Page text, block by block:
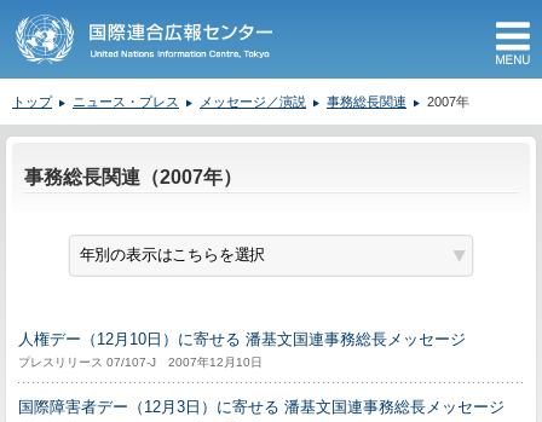
トップ ニュース・プレス メッセージ／演説 事務総長関連 2007年
事務総長関連（2007年）
人権デー（12月10日）に寄せる 潘基文国連事務総長メッセージ
プレスリリース 07/107-J 2007年12月10日
国際障害者デー（12月3日）に寄せる 潘基文国連事務総長メッセージ